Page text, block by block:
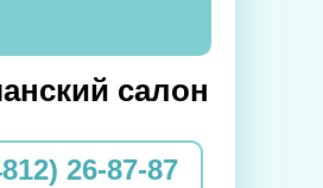
салон
26-87-87